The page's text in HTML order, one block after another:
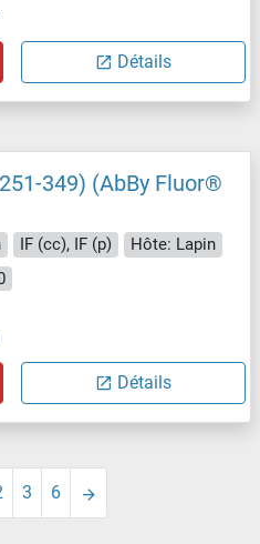
Détails
349) (AbBy Fluor®
IF (cc), IF (p)
Hôte: Lapin
Détails
3 6